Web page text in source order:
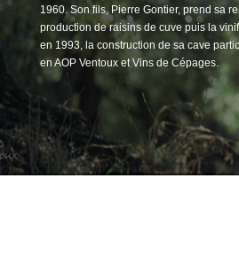
1960. Son fils, Pierre Gontier, prend sa
production de raisins de cuve puis la
en 1993, la construction de sa cave
en AOP Ventoux et Vins de Cépages.